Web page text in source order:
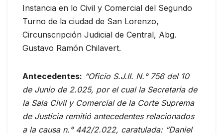
Instancia en lo Civil y Comercial del Segundo
Turno de la ciudad de San Lorenzo,
Circunscripción Judicial de Central, Abg.
Gustavo Ramón Chilavert.
Antecedentes: “Oficio S.J.II. N.° 756 del 10
de Junio de 2.025, por el cual la Secretaria de
la Sala Civil y Comercial de la Corte Suprema
de Justicia remitió antecedentes relacionados
a la causa n.° 442/2.022, caratulada: “Daniel